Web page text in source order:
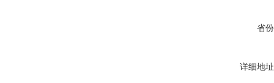
省
详细地